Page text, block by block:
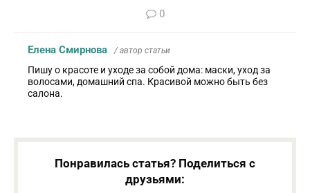
0
Елена Смирнова / автор статьи
Пишу о красоте и уходе за собой дома: маски, уход за
волосами, домашний спа. Красивой можно быть без
салона.
Понравилась статья? Поделиться с
друзьями: